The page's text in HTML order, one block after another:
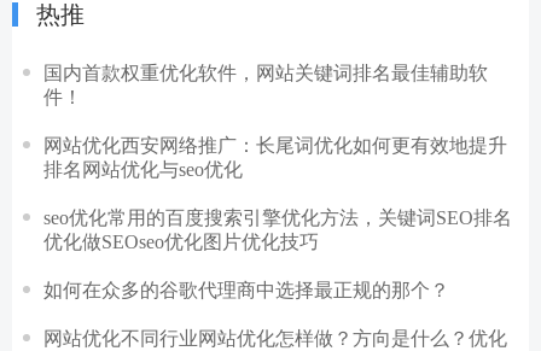
热推
国内首款权重优化软件，网站关键词排名最佳辅助软
件！
网站优化西安网络推广：长尾词优化如何更有效地提升
排名网站优化与seo优化
seo优化常用的百度搜索引擎优化方法，关键词SEO排名
优化做SEOseo优化图片优化技巧
如何在众多的谷歌代理商中选择最正规的那个？
网站优化不同行业网站优化怎样做？方向是什么？优化